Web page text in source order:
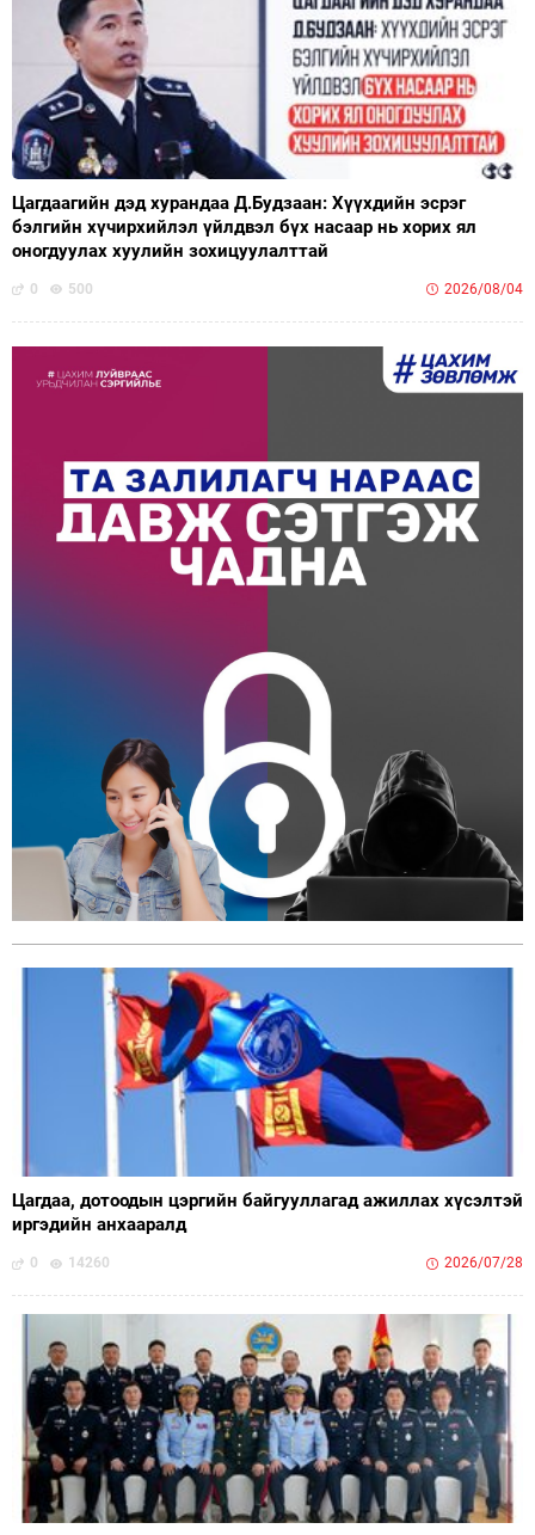
Цагдаагийн дэд хурандаа Д.Будзаан: Хүүхдийн эсрэг
бэлгийн хүчирхийлэл үйлдвэл бүх насаар нь хорих ял
оногдуулах хуулийн зохицуулалттай
0 500 2026/08/04
Цагдаа, дотоодын цэргийн байгууллагад ажиллах хүсэлтэй
иргэдийн анхааралд
0 14260 2026/07/28